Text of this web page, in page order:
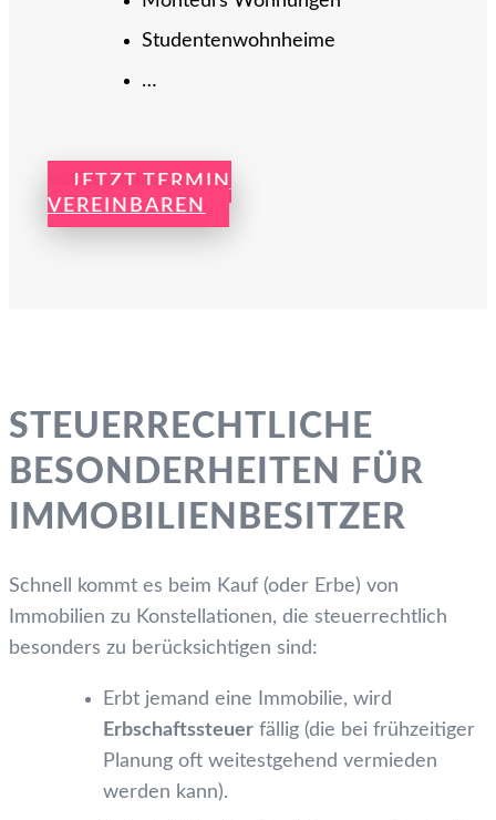
Studentenwohnheime
…
JETZT TERMIN
VEREINBAREN
STEUER­RECHTLICHE
BESONDER­HEITEN FÜR
IMMOBILIEN­BESITZER
Schnell kommt es beim Kauf (oder Erbe) von
Immobilien zu Konstellationen, die steuerrechtlich
besonders zu berücksichtigen sind:
Erbt jemand eine Immobilie, wird
Erbschafts­steuer fällig (die bei frühzeitiger
Planung oft weitest­gehend vermieden
werden kann).